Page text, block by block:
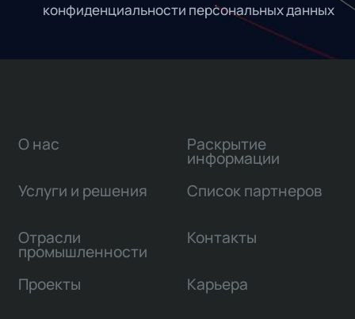
конфиденциальности персональных данных
О нас
Услуги и решения
Отрасли
промышленности
Проекты
Раскрытие
информации
Список партнеров
Контакты
Карьера